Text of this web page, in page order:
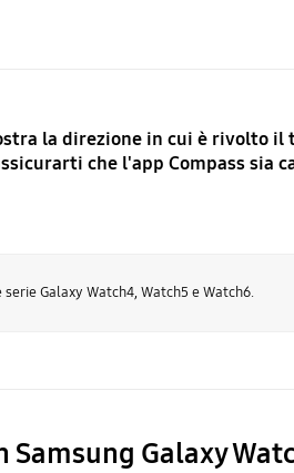
la direzione in cui è rivolto
che l'app Compass sia
Galaxy Watch4, Watch5 e Watch6.
Galaxy